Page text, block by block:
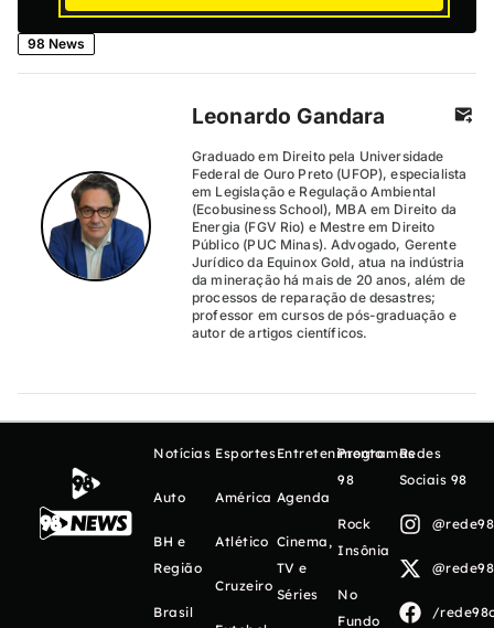
98 News
Leonardo Gandara
Graduado em Direito pela Universidade
Federal de Ouro Preto (UFOP), especialista
em Legislação e Regulação Ambiental
(Ecobusiness School), MBA em Direito da
Energia (FGV Rio) e Mestre em Direito
Público (PUC Minas). Advogado, Gerente
Jurídico da Equinox Gold, atua na indústria
da mineração há mais de 20 anos, além de
processos de reparação de desastres;
professor em cursos de pós-graduação e
autor de artigos científicos.
Notícias
Auto
BH e
Região
Brasil
Esportes
América
Atlético
Cruzeiro
Entretenimento
Agenda
Cinema,
TV e
Séries
Programas
98
Rock
Insônia
No
Fundo
Redes
Sociais 98
/